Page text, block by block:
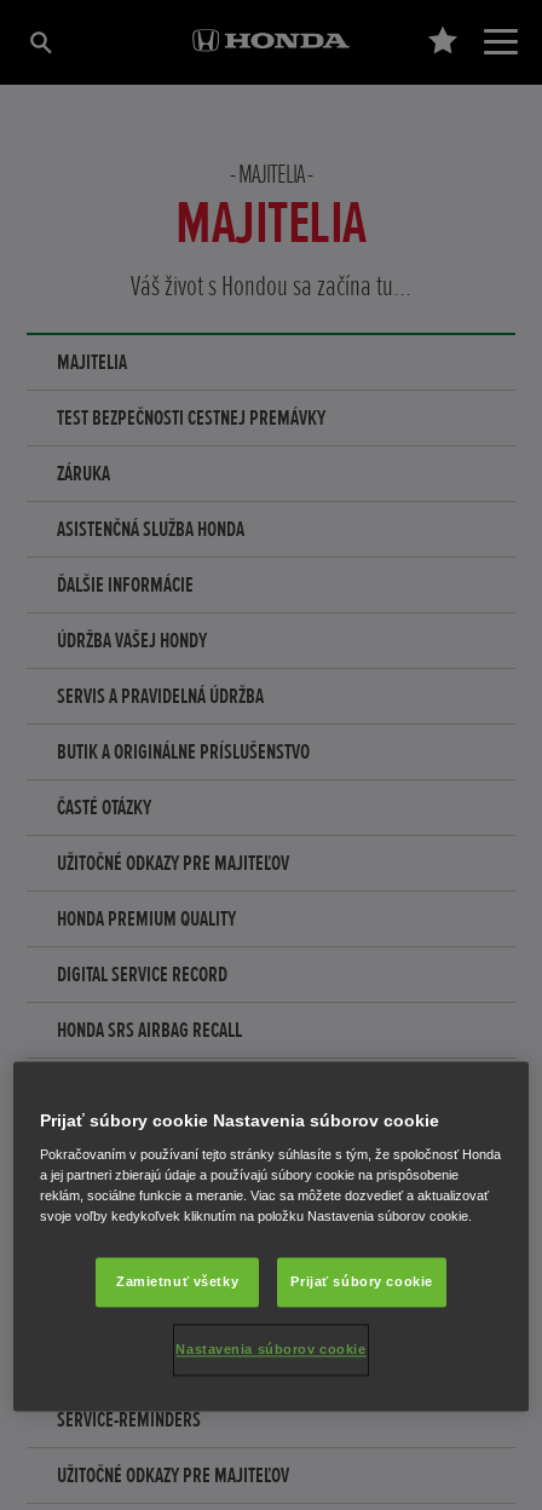
MAJITELIA
MAJITELIA
Váš život s Hondou sa začína tu...
MAJITELIA
TEST BEZPEČNOSTI CESTNEJ PREMÁVKY
ZÁRUKA
ASISTENČNÁ SLUŽBA HONDA
ĎALŠIE INFORMÁCIE
ÚDRŽBA VAŠEJ HONDY
SERVIS A PRAVIDELNÁ ÚDRŽBA
BUTIK A ORIGINÁLNE PRÍSLUŠENSTVO
ČASTÉ OTÁZKY
UŽITOČNÉ ODKAZY PRE MAJITEĽOV
HONDA PREMIUM QUALITY
DIGITAL SERVICE RECORD
HONDA SRS AIRBAG RECALL
MY HONDA+
PETROL E10
MY HONDA+
SERVICE-REMINDERS
UŽITOČNÉ ODKAZY PRE MAJITEĽOV
Prijať súbory cookie Nastavenia súborov cookie
Pokračovaním v používaní tejto stránky súhlasíte s tým, že spoločnosť Honda
a jej partneri zbierajú údaje a používajú súbory cookie na prispôsobenie
reklám, sociálne funkcie a meranie. Viac sa môžete dozvedieť a aktualizovať
svoje voľby kedykoľvek kliknutím na položku Nastavenia súborov cookie.
Zamietnuť všetky Prijať súbory cookie
Nastavenia súborov cookie